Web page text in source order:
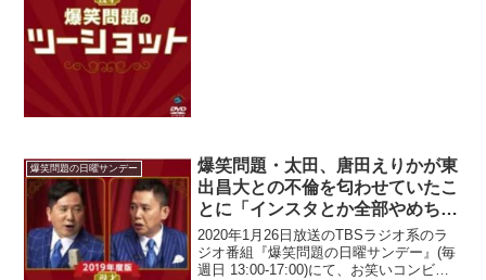
爆笑問題の日曜サンデー
爆笑問題・太田、唐田えりかが東
出昌大との不倫を匂わせていたこ
とに「インスタとか全部やめちゃ
えばいいんだよ、有名人は」
2020年1月26日放送のTBSラジオ系のラ
ジオ番組『爆笑問題の日曜サンデー』(毎
週日 13:00-17:00)にて、お笑いコンビ・